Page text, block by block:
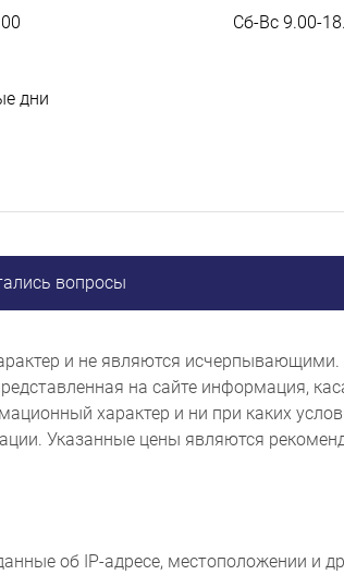
дни
Сб-Вс 9.00-
вопросы
и не являются
на сайте информация,
характер и ни при каких
Указанные цены являются
об IP-адресе, местоположении и